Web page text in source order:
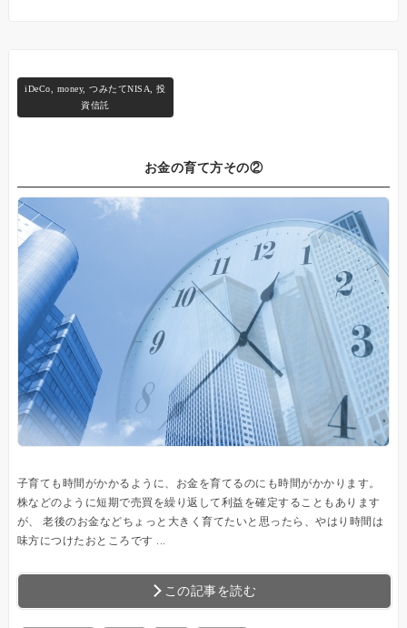
iDeCo money,つみたてNISA ,投
資信託
お金の育て方その②
子育ても時間がかかるように、お金を育てるのにも時間がかかります。
株などのように短期で売買を繰り返して利益を確定することもあります
が、 老後のお金などちょっと大きく育てたいと思ったら、やはり時間は
味方につけたおところです ...
この記事を読む